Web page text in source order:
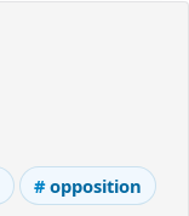
opposition